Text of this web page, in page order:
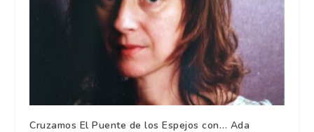
Cruzamos El Puente de los Espejos con… Ada